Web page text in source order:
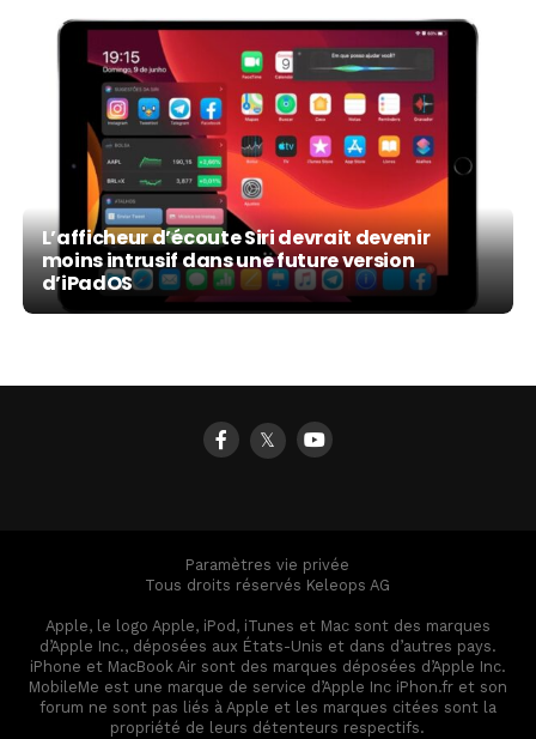
L’afficheur d’écoute Siri devrait devenir
moins intrusif dans une future version
d’iPadOS
𝕏
Paramètres vie privée
Tous droits réservés Keleops AG
Apple, le logo Apple, iPod, iTunes et Mac sont des marques
d’Apple Inc., déposées aux États-Unis et dans d’autres pays.
iPhone et MacBook Air sont des marques déposées d’Apple Inc.
MobileMe est une marque de service d’Apple Inc iPhon.fr et son
forum ne sont pas liés à Apple et les marques citées sont la
propriété de leurs détenteurs respectifs.